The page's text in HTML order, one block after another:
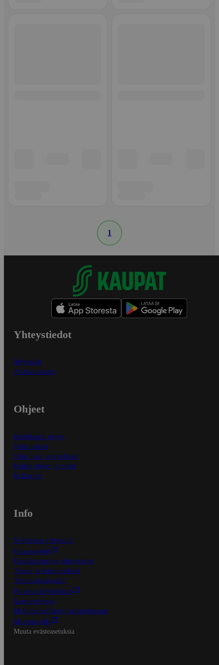
1
Yhteystiedot
Myymälät
Asiakaspalvelu
Ohjeet
Ensitilaajan ohjeet
Näin maksat
Näin tilaat ja muokkaat
Kaikki ohjeet ja vinkit
In English
Info
S-Business yrityksille
Oiva-raportit
Osuuskauppojen yhteystiedot
Tilaus- ja toimitusehdot
Tietosuojakäytäntö
Palvelun käyttöehdot
Saavutettavuus
Mobiilisovelluksen saavutettavuus
Mainostajalle
Muuta evästeasetuksia